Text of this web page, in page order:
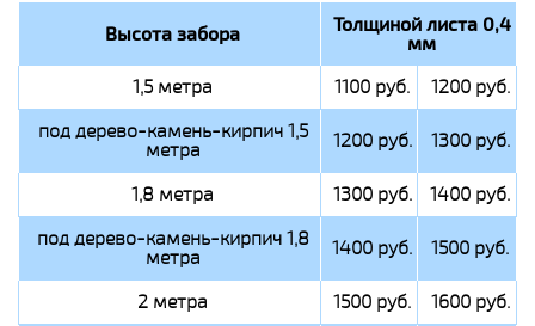
Высота забора Толщиной листа 0,4
мм
1,5 метра 1100 руб.
1200 руб.
под дерево-камень-кирпич 1,5
метра 1200 руб. 1300 руб.
1,8 метра 1300 руб.
1400 руб.
под дерево-камень-кирпич 1,8
метра 1400 руб. 1500 руб.
2 метра 1500 руб. 1600 руб.